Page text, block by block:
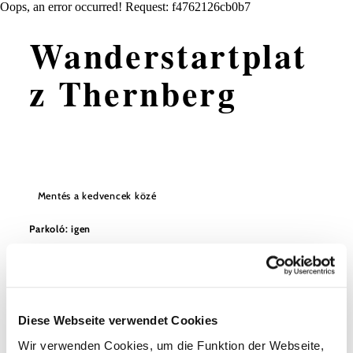
Diese Webseite verwendet Cookies
Wir verwenden Cookies, um die Funktion der Webseite,
Oops, an error occurred! Request: f4762126cb0b7
Wanderstartplat
z Thernberg
Mentés a kedvencek közé
Parkoló: igen
A VVNB 7866-os regionális buszával
Bécsújhely vasútállomásról Thernbergbe. További
Útvonalak:
-3. szakasz WAB Thernberg-Wiesmath